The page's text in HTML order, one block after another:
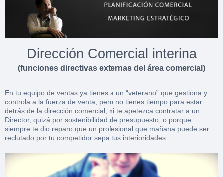
Dirección Comercial interina
(funciones directivas externas del área comercial)
En tu equipo de ventas ya tienes a un “veterano” que gestiona y
controla a la fuerza de venta, pero no tienes tiempo para estar
detrás de la dirección comercial, ni te apetezca contratar a un
Director, quizá por sostenibilidad de presupuesto, o porque
siempre te dio reparo que un profesional que mañana puede ser
reclutado por tu competidor sepa tus interioridades.